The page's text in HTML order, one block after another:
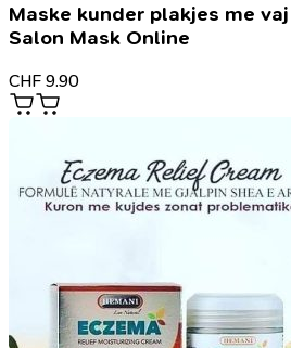
Maske kunder plakjes me
Salon Mask Online
CHF 9.90